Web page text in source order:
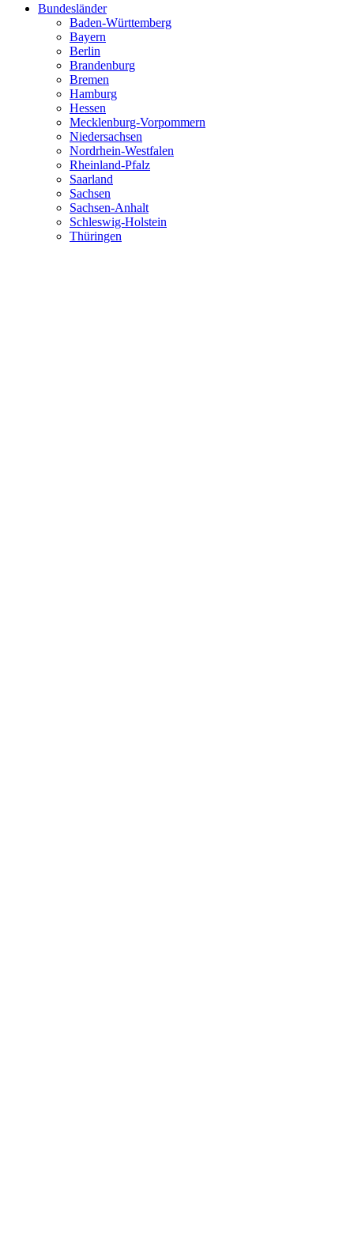
Bundesländer
Baden-Württemberg
Bayern
Berlin
Brandenburg
Bremen
Hamburg
Hessen
Mecklenburg-Vorpommern
Niedersachsen
Nordrhein-Westfalen
Rheinland-Pfalz
Saarland
Sachsen
Sachsen-Anhalt
Schleswig-Holstein
Thüringen